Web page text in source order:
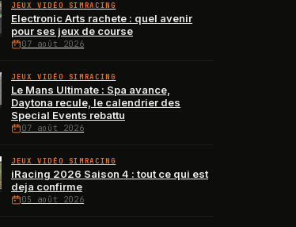
JEUX VIDÉO SIMRACING
Electronic Arts rachete : quel avenir
pour ses jeux de course
07 août 2026
JEUX VIDÉO SIMRACING
Le Mans Ultimate : Spa avance,
Daytona recule, le calendrier des
Special Events rebattu
07 août 2026
JEUX VIDÉO SIMRACING
iRacing 2026 Saison 4 : tout ce qui est
deja confirme
05 août 2026